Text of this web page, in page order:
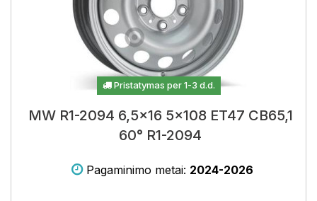
Pristatymas per 1-3 d.d.
MW R1-2094 6,5x16 5x108 ET47 CB65,1
60° R1-2094
Pagaminimo metai: 2024-2026